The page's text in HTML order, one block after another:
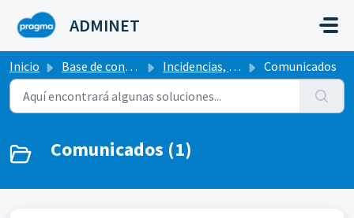
ADMINET
Inicio Base de conocimientos Incidencias, calendario y correo Comunicados
Comunicados (1)